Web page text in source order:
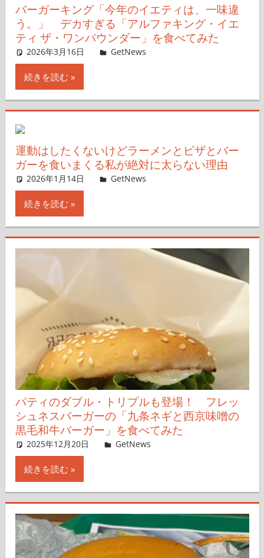
バーガーキング「今年のイエティは、一味違
う。」 デカすぎる「アルファキング・イエ
ティ ザ・ワンパウンダー」を食べてみた
2026年3月16日 Taka
GetNews
続きを読む
運動はしたくないけどラーメンとピザとバー
ガーを食いまくる私が絶対に太らない理由
2026年1月14日 ガジェ通ウェブライター
GetNews
続きを読む
パティのダブル・トリプルも登場！ フレッ
シュネスバーガーの「九条ネギと西京味噌の
黒毛和牛バーガー」を食べてみた
2025年12月20日 Taka
GetNews
続きを読む